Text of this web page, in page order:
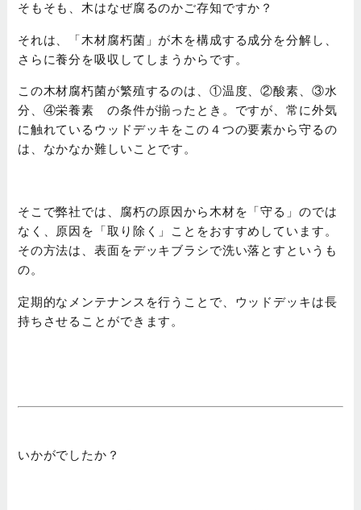
そもそも、木はなぜ腐るのかご存知ですか？
それは、「木材腐朽菌」が木を構成する成分を分解し、
さらに養分を吸収してしまうからです。
この木材腐朽菌が繁殖するのは、①温度、②酸素、③水
分、④栄養素 の条件が揃ったとき。ですが、常に外気
に触れているウッドデッキをこの４つの要素から守るの
は、なかなか難しいことです。
そこで弊社では、腐朽の原因から木材を「守る」のでは
なく、原因を「取り除く」ことをおすすめしています。
その方法は、表面をデッキブラシで洗い落とすというも
の。
定期的なメンテナンスを行うことで、ウッドデッキは長
持ちさせることができます。
いかがでしたか？